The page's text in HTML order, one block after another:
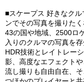
■スケープス 好きなク
ンでその写真を撮りたく
43の国や地域、2500ロ
入りのクルマの写真を
HDR技術とレイトレー
影、高度なエフェクトや
流し撮りも自由自在、